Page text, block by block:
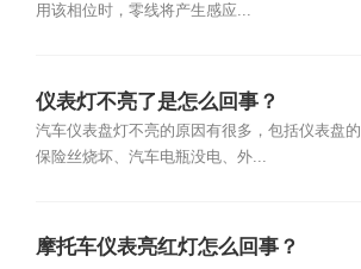
用该相位时，零线将产生感应...
仪表灯不亮了是怎么回事？
汽车仪表盘灯不亮的原因有很多，包括仪表盘的
保险丝烧坏、汽车电瓶没电、外...
摩托车仪表亮红灯怎么回事？